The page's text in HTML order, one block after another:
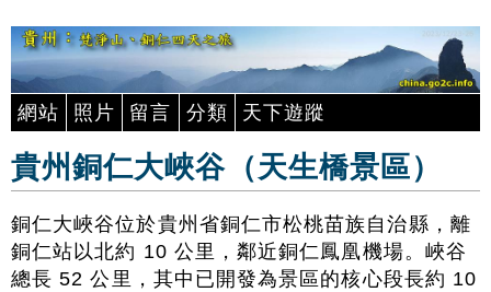
網站 照片 留言 分類 天下遊蹤
貴州銅仁大峽谷（天生橋景區）
銅仁大峽谷位於貴州省銅仁市松桃苗族自治縣，離
銅仁站以北約 10 公里，鄰近銅仁鳳凰機場。峽谷
總長 52 公里，其中已開發為景區的核心段長約 10